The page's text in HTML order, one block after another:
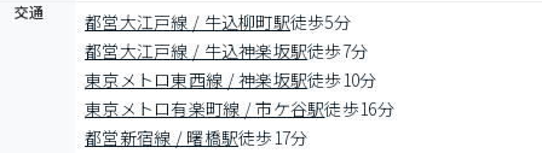
交通 都営大江戸線 / 牛込柳町駅徒歩5分
都営大江戸線 / 牛込神楽坂駅徒歩7分
東京メトロ東西線 / 神楽坂駅徒歩10分
東京メトロ有楽町線 / 市ケ谷駅徒歩16分
都営新宿線 / 曙橋駅徒歩17分